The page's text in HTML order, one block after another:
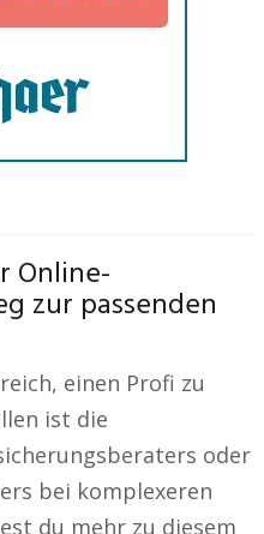
Online-
zur passenden
einen Profi zu
ist die
oder
bei komplexeren
du mehr zu diesem